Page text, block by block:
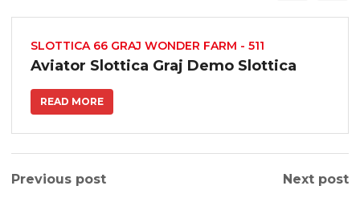
SLOTTICA 66 GRAJ WONDER FARM - 511
Aviator Slottica Graj Demo Slottica
READ MORE
Previous post Next post